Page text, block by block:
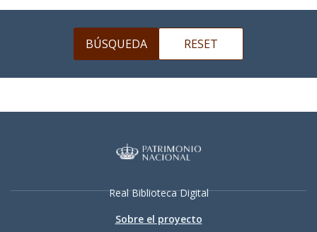
Real Biblioteca Digital
Sobre el proyecto